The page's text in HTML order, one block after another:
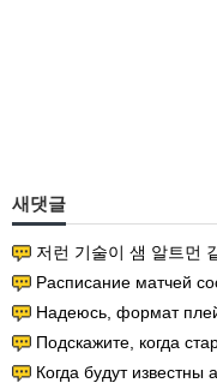
새댓글
저런 기술이 샘 알트먼 같은 철
Расписание матчей
Надеюсь, формат плей-офф
Подскажите, когда
Когда будут известны